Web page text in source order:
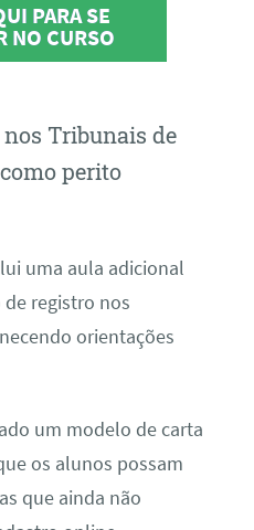
PARA SE
NO CURSO
Tribunais de
perito
uma aula adicional
registro nos
orientações
um modelo de carta
os alunos possam
que ainda não